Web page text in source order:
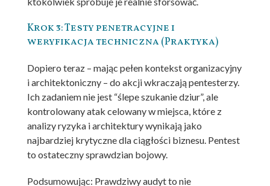
Krok 3: Testy penetracyjne i
weryfikacja techniczna (Praktyka)
Dopiero teraz – mając pełen kontekst organizacyjny
i architektoniczny – do akcji wkraczają pentesterzy.
Ich zadaniem nie jest “ślepe szukanie dziur”, ale
kontrolowany atak celowany w miejsca, które z
analizy ryzyka i architektury wynikają jako
najbardziej krytyczne dla ciągłości biznesu. Pentest
to ostateczny sprawdzian bojowy.
Podsumowując: Prawdziwy audyt to nie